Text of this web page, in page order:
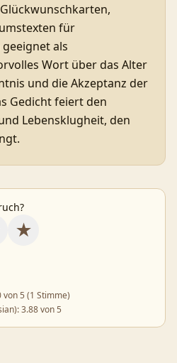
für
als
Wort über das Alter
und die Akzeptanz der
Gedicht feiert den
Lebensklugheit, den
★
von 5 (1 Stimme)
3.88von 5